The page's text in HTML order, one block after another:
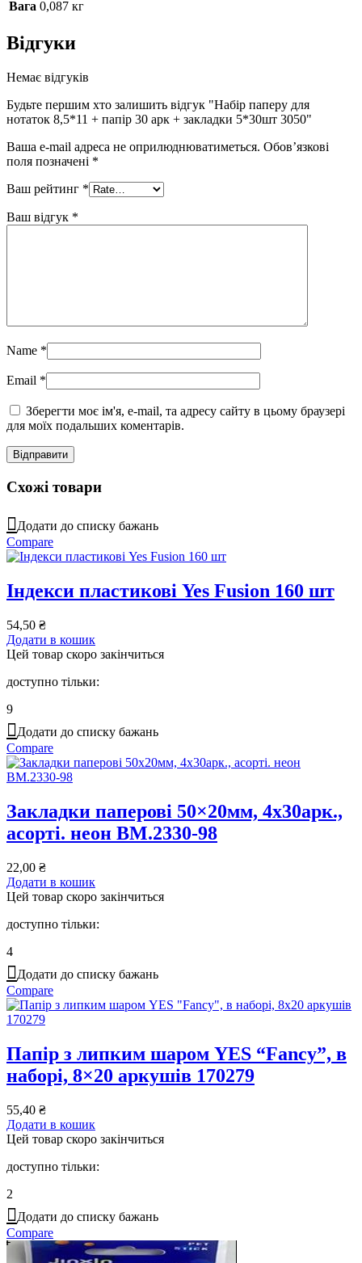
Вага 0,087 кг
Відгуки
Немає відгуків
Будьте першим хто залишить відгук "Набір паперу для
нотаток 8,5*11 + папір 30 арк + закладки 5*30шт 3050"
Ваша e-mail адреса не оприлюднюватиметься. Обов’язкові
поля позначені *
Ваш рейтинг *
Ваш відгук *
Name *
Email *
Зберегти моє ім'я, e-mail, та адресу сайту в цьому браузері
для моїх подальших коментарів.
Схожі товари
Додати до списку бажань
Compare
Індекси пластикові Yes Fusion 160 шт
54,50 ₴
Додати в кошик
Цей товар скоро закінчиться
доступно тільки:
9
Додати до списку бажань
Compare
Закладки паперові 50×20мм, 4х30арк.,
асорті. неон BM.2330-98
22,00 ₴
Додати в кошик
Цей товар скоро закінчиться
доступно тільки:
4
Додати до списку бажань
Compare
Папір з липким шаром YES “Fancy”, в
наборі, 8×20 аркушів 170279
55,40 ₴
Додати в кошик
Цей товар скоро закінчиться
доступно тільки:
2
Додати до списку бажань
Compare